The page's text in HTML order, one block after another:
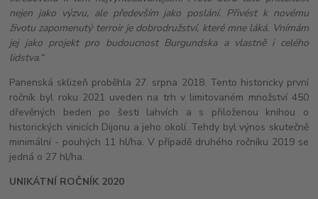
nejen jako výzvu, ale především jako poslání. Přivést k novému
životu zapomenutý terroir je dobrodružství, které mne láká. Vnímám
jej jako projekt pro budoucnost Burgundska a vlastně i celého
lidstva.“
Panenská sklizeň proběhla 27. srpna 2018. Tento historicky první
ročník byl roku 2021 uveden na trh v limitovaném množství 450
dřevěných beden po šesti lahvích a s přiloženou knihou o
historických vinicích Dijonu a jeho okolí. Tehdy byl výnos skutečně
minimální - pouhých 11 hl/ha. V případě druhého ročníku 2019 se
jedná o 27 hl/ha.
UNIKÁTNÍ ROČNÍK 2020